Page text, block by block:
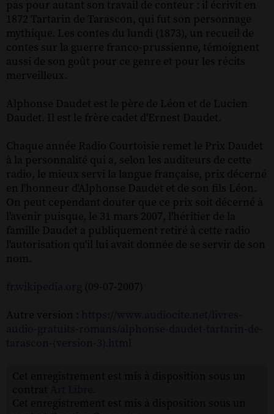
pas pour autant son travail de conteur : il écrivit en
1872 Tartarin de Tarascon, qui fut son personnage
mythique. Les contes du lundi (1873), un recueil de
contes sur la guerre franco-prussienne, témoignent
aussi de son goût pour ce genre et pour les récits
merveilleux.
Alphonse Daudet est le père de Léon et de Lucien
Daudet. Il est le frère cadet d'Ernest Daudet.
Chaque année Radio Courtoisie remet le Prix Daudet
à la personnalité qui a, selon les auditeurs de cette
radio, le mieux servi la langue française, prix décerné
en l'honneur d'Alphonse Daudet et de son fils Léon.
On peut cependant douter que ce prix soit décerné à
l'avenir puisque, le 31 mars 2007, l'héritier de la
famille Daudet a publiquement retiré à cette radio
l'autorisation qu'il lui avait donnée de se servir de son
nom.
(09-07-2007)
Autre version :